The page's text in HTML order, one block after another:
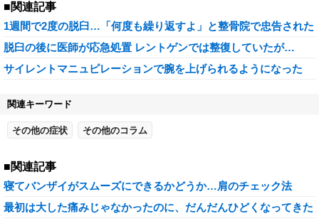
■関連記事
1週間で2度の脱臼…「何度も繰り返すよ」と整骨院で忠告された
脱臼の後に医師が応急処置 レントゲンでは整復していたが…
サイレントマニュピレーションで腕を上げられるようになった
関連キーワード
その他の症状 その他のコラム
■関連記事
寝てバンザイがスムーズにできるかどうか…肩のチェック法
最初は大した痛みじゃなかったのに、だんだんひどくなってきた